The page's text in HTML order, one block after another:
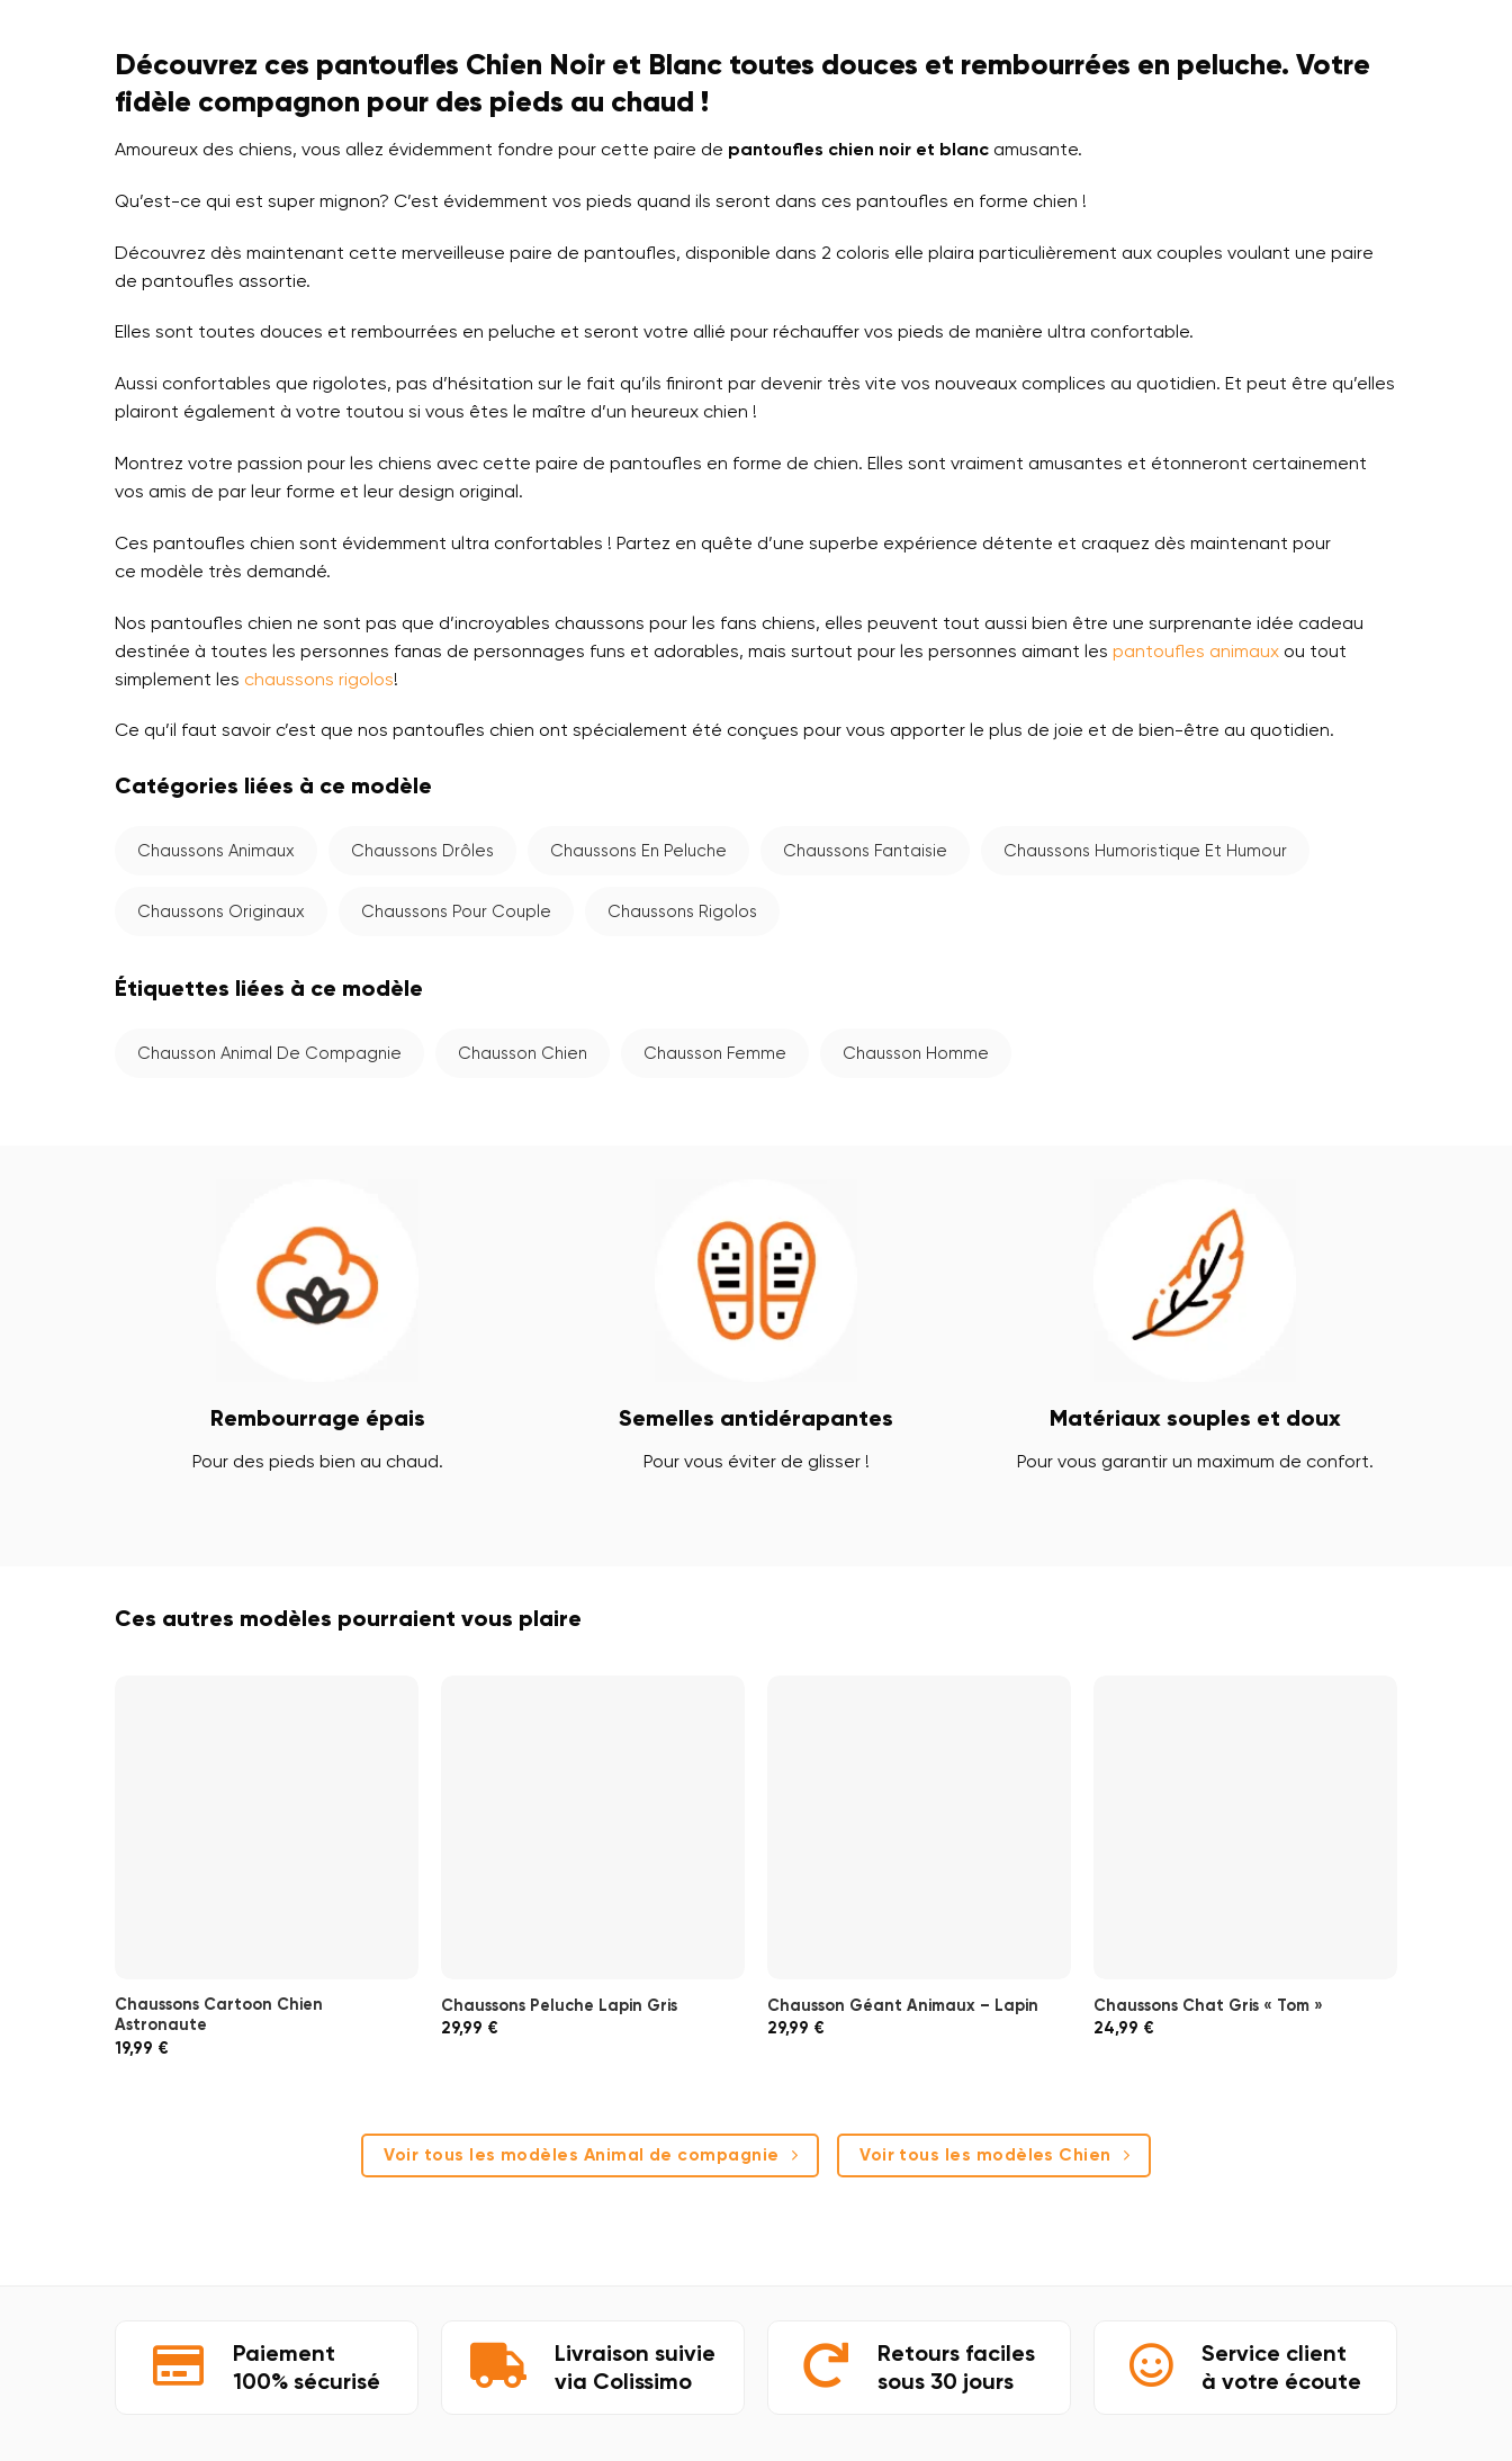
Découvrez ces pantoufles Chien Noir et Blanc toutes douces et rembourrées en peluche. Votre
fidèle compagnon pour des pieds au chaud !
Amoureux des chiens, vous allez évidemment fondre pour cette paire de pantoufles chien noir et blanc amusante.
Qu’est-ce qui est super mignon? C’est évidemment vos pieds quand ils seront dans ces pantoufles en forme chien !
Découvrez dès maintenant cette merveilleuse paire de pantoufles, disponible dans 2 coloris elle plaira particulièrement aux couples voulant une paire
de pantoufles assortie.
Elles sont toutes douces et rembourrées en peluche et seront votre allié pour réchauffer vos pieds de manière ultra confortable.
Aussi confortables que rigolotes, pas d’hésitation sur le fait qu’ils finiront par devenir très vite vos nouveaux complices au quotidien. Et peut être qu’elles
plairont également à votre toutou si vous êtes le maître d’un heureux chien !
Montrez votre passion pour les chiens avec cette paire de pantoufles en forme de chien. Elles sont vraiment amusantes et étonneront certainement
vos amis de par leur forme et leur design original.
Ces pantoufles chien sont évidemment ultra confortables ! Partez en quête d’une superbe expérience détente et craquez dès maintenant pour
ce modèle très demandé.
Nos pantoufles chien ne sont pas que d’incroyables chaussons pour les fans chiens, elles peuvent tout aussi bien être une surprenante idée cadeau
destinée à toutes les personnes fanas de personnages funs et adorables, mais surtout pour les personnes aimant les pantoufles animaux ou tout
simplement les chaussons rigolos!
Ce qu’il faut savoir c’est que nos pantoufles chien ont spécialement été conçues pour vous apporter le plus de joie et de bien-être au quotidien.
Catégories liées à ce modèle
Chaussons Animaux Chaussons Drôles Chaussons En Peluche Chaussons Fantaisie Chaussons Humoristique Et Humour
Chaussons Originaux Chaussons Pour Couple Chaussons Rigolos
Étiquettes liées à ce modèle
Chausson Animal De Compagnie Chausson Chien Chausson Femme Chausson Homme
Rembourrage épais
Pour des pieds bien au chaud.
Semelles antidérapantes
Pour vous éviter de glisser !
Matériaux souples et doux
Pour vous garantir un maximum de confort.
Ces autres modèles pourraient vous plaire
Chaussons Cartoon Chien
Astronaute
19,99 €
Chaussons Peluche Lapin Gris
29,99 €
Chausson Géant Animaux – Lapin
29,99 €
Chaussons Chat Gris « Tom »
24,99 €
Voir tous les modèles Animal de compagnie Voir tous les modèles Chien
Paiement
100% sécurisé
Livraison suivie
via Colissimo
Retours faciles
sous 30 jours
Service client
à votre écoute